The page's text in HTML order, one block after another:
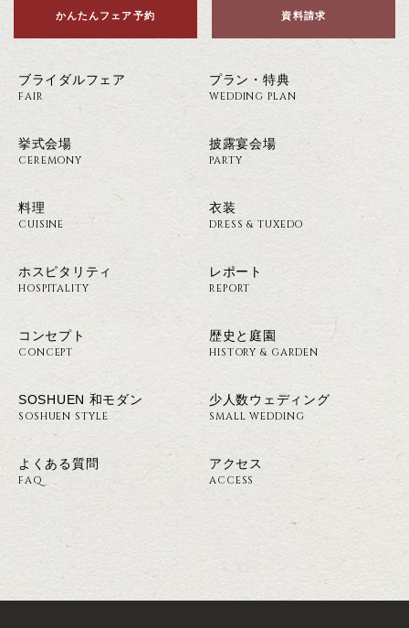
かんたんフェア予約 資料請求
ブライダルフェア
FAIR
プラン・特典
WEDDING PLAN
挙式会場
CEREMONY
披露宴会場
PARTY
料理
CUISINE
衣装
DRESS & TUXEDO
ホスピタリティ
HOSPITALITY
レポート
REPORT
コンセプト
CONCEPT
歴史と庭園
HISTORY & GARDEN
SOSHUEN 和モダン
SOSHUEN STYLE
少人数ウェディング
SMALL WEDDING
よくある質問
FAQ
アクセス
ACCESS